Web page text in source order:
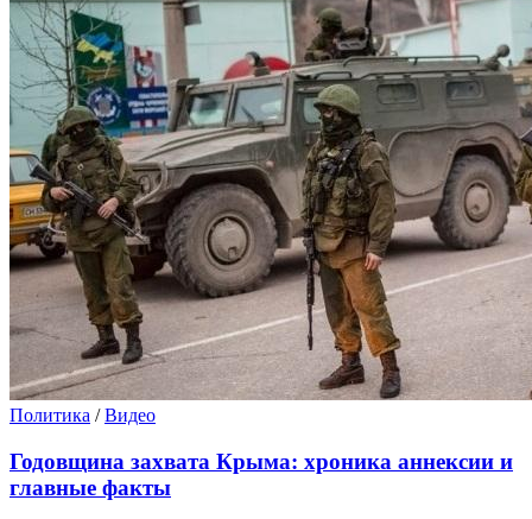
Политика /Видео
Годовщина захвата Крыма: хроника аннексии и
главные факты